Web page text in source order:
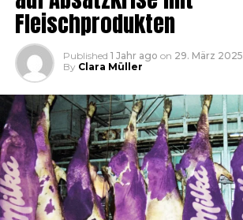
Fleischprodukten
Published 1 Jahr ago on 29. März 2025
By Clara Müller